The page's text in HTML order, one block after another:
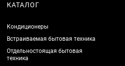
КАТАЛОГ
Кондиционеры
Встраиваемая бытовая техника
Отдельностоящая бытовая
техника